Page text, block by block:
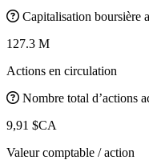
Capitalisation boursière
127.3 M
Actions en circulation
Nombre total d’actions
9,91 $CA
Valeur comptable / action